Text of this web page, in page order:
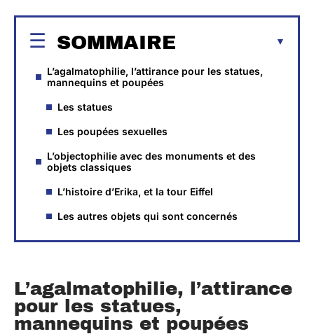
SOMMAIRE
L’agalmatophilie, l’attirance pour les statues,
mannequins et poupées
Les statues
Les poupées sexuelles
L’objectophilie avec des monuments et des
objets classiques
L’histoire d’Erika, et la tour Eiffel
Les autres objets qui sont concernés
L’agalmatophilie, l’attirance
pour les statues,
mannequins et poupées